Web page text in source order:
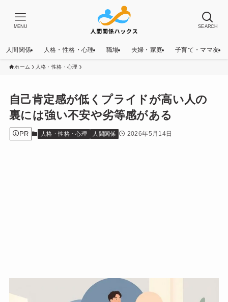
SEARCH
MENU
人間関係 人格・性格・心理 職場 夫婦・家庭 子育て・ママ友
ホーム 人格・性格・心理
自己肯定感が低くプライドが高い人の
裏には強い不安や劣等感がある
PR 人格・性格・心理 人間関係 2026年5月14日